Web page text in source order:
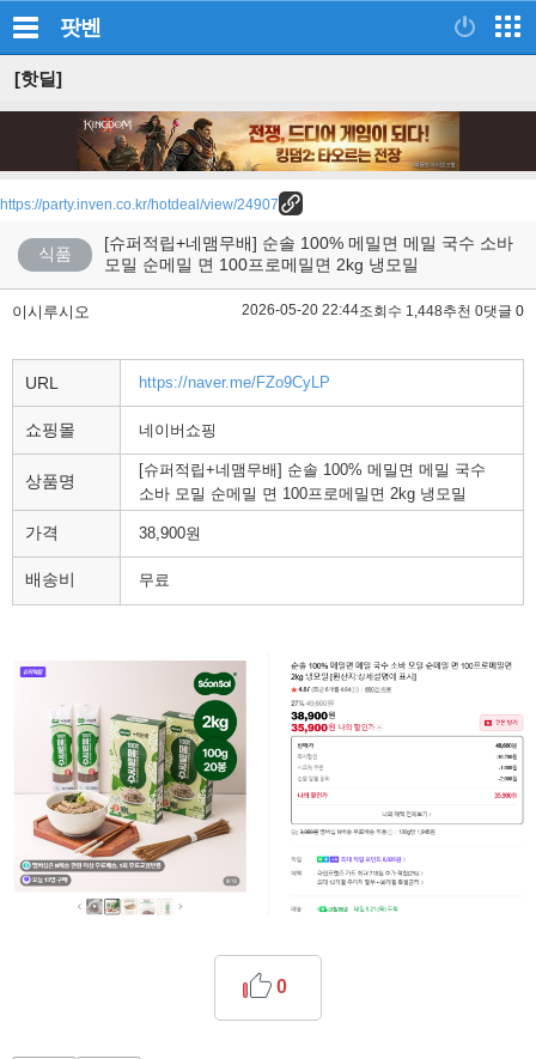
팟벤
[핫딜]
https://party.inven.co.kr/hotdeal/view/24907
식품
[슈퍼적립+네맴무배] 순솔 100% 메밀면 메밀 국수 소바
모밀 순메밀 면 100프로메밀면 2kg 냉모밀
이시루시오 2026-05-20 22:44조회수 1,448추천 0댓글 0
URL https://naver.me/FZo9CyLP
쇼핑몰 네이버쇼핑
상품명
[슈퍼적립+네맴무배] 순솔 100% 메밀면 메밀 국수
소바 모밀 순메밀 면 100프로메밀면 2kg 냉모밀
가격 38,900원
배송비 무료
0